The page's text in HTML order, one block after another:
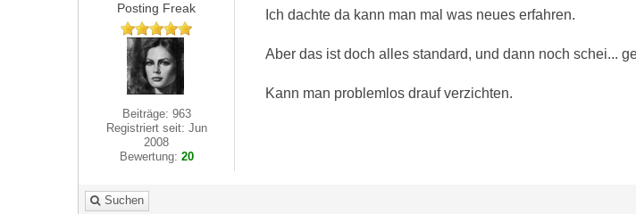
Posting Freak
Beiträge: 963
Registriert seit: Jun
2008
Bewertung: 20
Ich dachte da kann man mal was neues erfahren.
Aber das ist doch alles standard, und dann noch schei...
Kann man problemlos drauf verzichten.
Suchen